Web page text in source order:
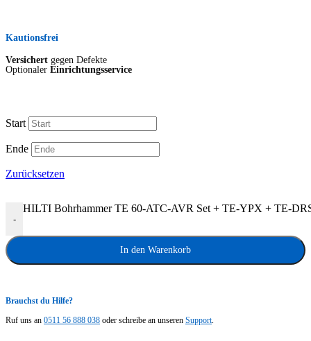
Kautionsfrei
Versichert gegen Defekte
Optionaler Einrichtungsservice
Start
Ende
Zurücksetzen
-
HILTI Bohrhammer TE 60-ATC-AVR Set + TE-YPX + TE-
In den Warenkorb
Brauchst du Hilfe?
Ruf uns an 0511 56 888 038 oder schreibe an unseren Support.